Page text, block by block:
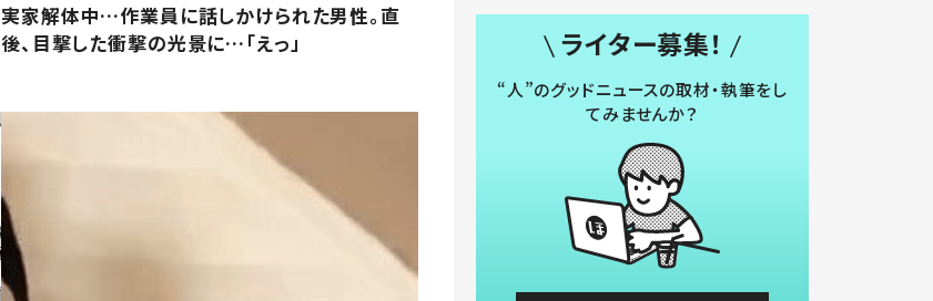
実家解体中…作業員に話しかけられた男性。直
後、目撃した衝撃の光景に…「えっ」
ライター募集！
“人”のグッドニュースの取材・執筆をし
てみませんか？